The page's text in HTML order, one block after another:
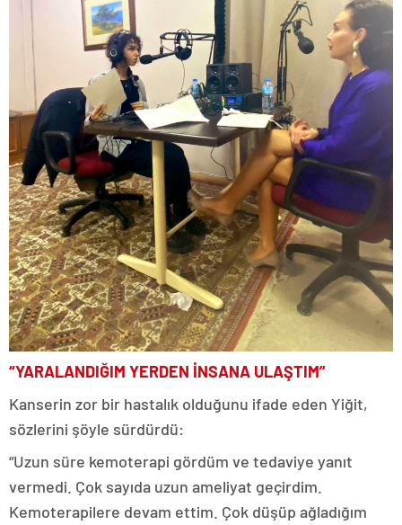
“YARALANDIĞIM YERDEN İNSANA ULAŞTIM”
Kanserin zor bir hastalık olduğunu ifade eden Yiğit,
sözlerini şöyle sürdürdü:
“Uzun süre kemoterapi gördüm ve tedaviye yanıt
vermedi. Çok sayıda uzun ameliyat geçirdim.
Kemoterapilere devam ettim. Çok düşüp ağladığım